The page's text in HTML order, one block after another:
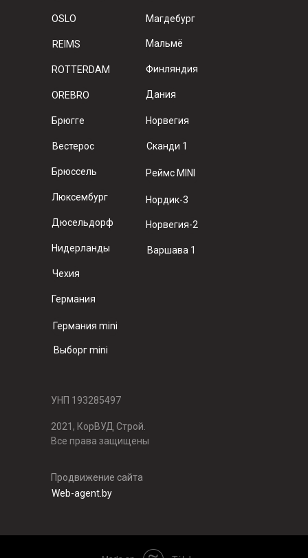
2021, КорВУД Строй.
Все права защищены
УНП 193285497
OSLO
REIMS
ROTTERDAM
OREBRO
Брюгге
Вестерос
Брюссель
Люксембург
Дюсельдорф
Нидерланды
Чехия
Германия
Германия mini
Выборг mini
Магдебург
Мальмё
Финляндия
Дания
Норвегия
Сканди 1
Реймс MINI
Продвижение сайта
Web-agent.by
Нордик-3
Норвегия-2
Варшава 1